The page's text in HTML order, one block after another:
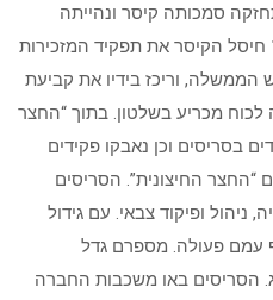
סמכותה קיסר ונהייתה
אוטוקרטית עוד יותר. כבר ב-1380 חיסל הקיסר את תפקיד המזכירות
הממשלה, וריכז בידיו את קביעת
לכוח מכריע בשלטון. בתוך “החצר
בסריסים וכן נאבקו פקידים
“החצר החיצונית”. הסריסים
ניהול ופיקוד צבאי. עם גידול
עמם פעולה. מספרם גדל
ימי מינג. הסריסים באו משכבות החברה